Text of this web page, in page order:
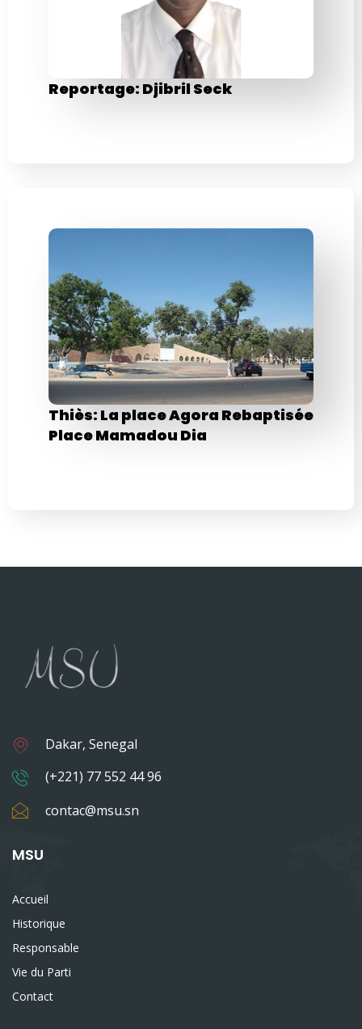
Reportage: Djibril Seck
Thiès: La place Agora Rebaptisée
Place Mamadou Dia
Dakar, Senegal
(+221) 77 552 44 96
contac@msu.sn
MSU
Accueil
Historique
Responsable
Vie du Parti
Contact